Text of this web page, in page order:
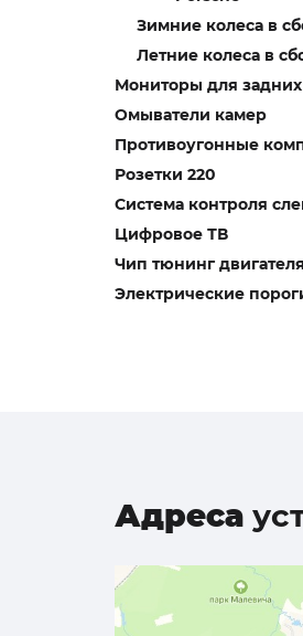
Зимние колеса в
Летние колеса в
Мониторы для
Омыватели камер
Противоугонные
Розетки 220
Система контроля
Цифровое ТВ
Чип тюнинг двигателя
Электрические
Адреса